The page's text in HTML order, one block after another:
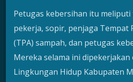
Petugas kebersihan itu
pekerja, sopir, penjaga Tempat
(TPA) sampah, dan petugas
Mereka selama ini dipekerjakan
Lingkungan Hidup Kabupaten